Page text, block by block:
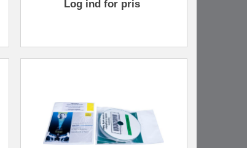
Log ind for pris